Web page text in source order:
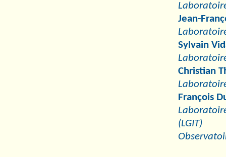
Jean-
Sylvain
Christian
François
(LGIT)